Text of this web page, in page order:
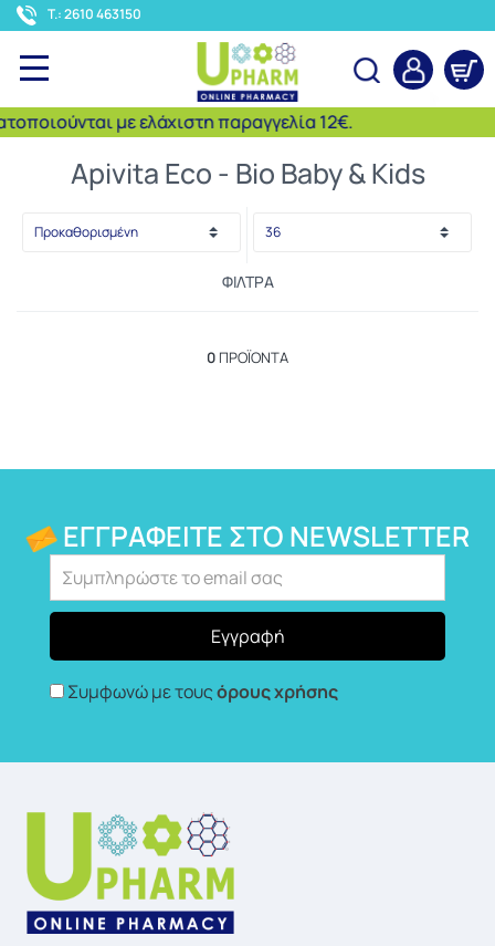
T.: 2610 463150
με ελάχιστη παραγγελία 12€.
Αναζήτηση
Apivita Eco - Bio Baby & Kids
ΦΊΛΤΡΑ
0 ΠΡΟΪΌΝΤΑ
ΕΓΓΡΑΦΕΊΤΕ ΣΤΟ NEWSLETTER
Συμφωνώ με τουςόρους χρήσης